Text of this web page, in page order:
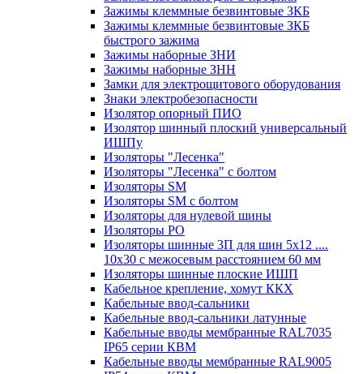
Зажимы клеммные безвинтовые ЗКБ
Зажимы клеммные безвинтовые ЗКБ
быстрого зажима
Зажимы наборные ЗНИ
Зажимы наборные ЗНН
Замки для электрощитового оборудования
Знаки электробезопасности
Изолятор опорный ПИО
Изолятор шинный плоский универсальный
ИШПу
Изоляторы "Лесенка"
Изоляторы "Лесенка" с болтом
Изоляторы SM
Изоляторы SM c болтом
Изоляторы для нулевой шины
Изоляторы РО
Изоляторы шинные 3П для шин 5х12 ....
10х30 с межосевым расстоянием 60 мм
Изоляторы шинные плоские ИШП
Кабельное крепление, хомут ККХ
Кабельные ввод-сальники
Кабельные ввод-сальники латунные
Кабельные вводы мембранные RAL7035
IP65 серии КВМ
Кабельные вводы мембранные RAL9005